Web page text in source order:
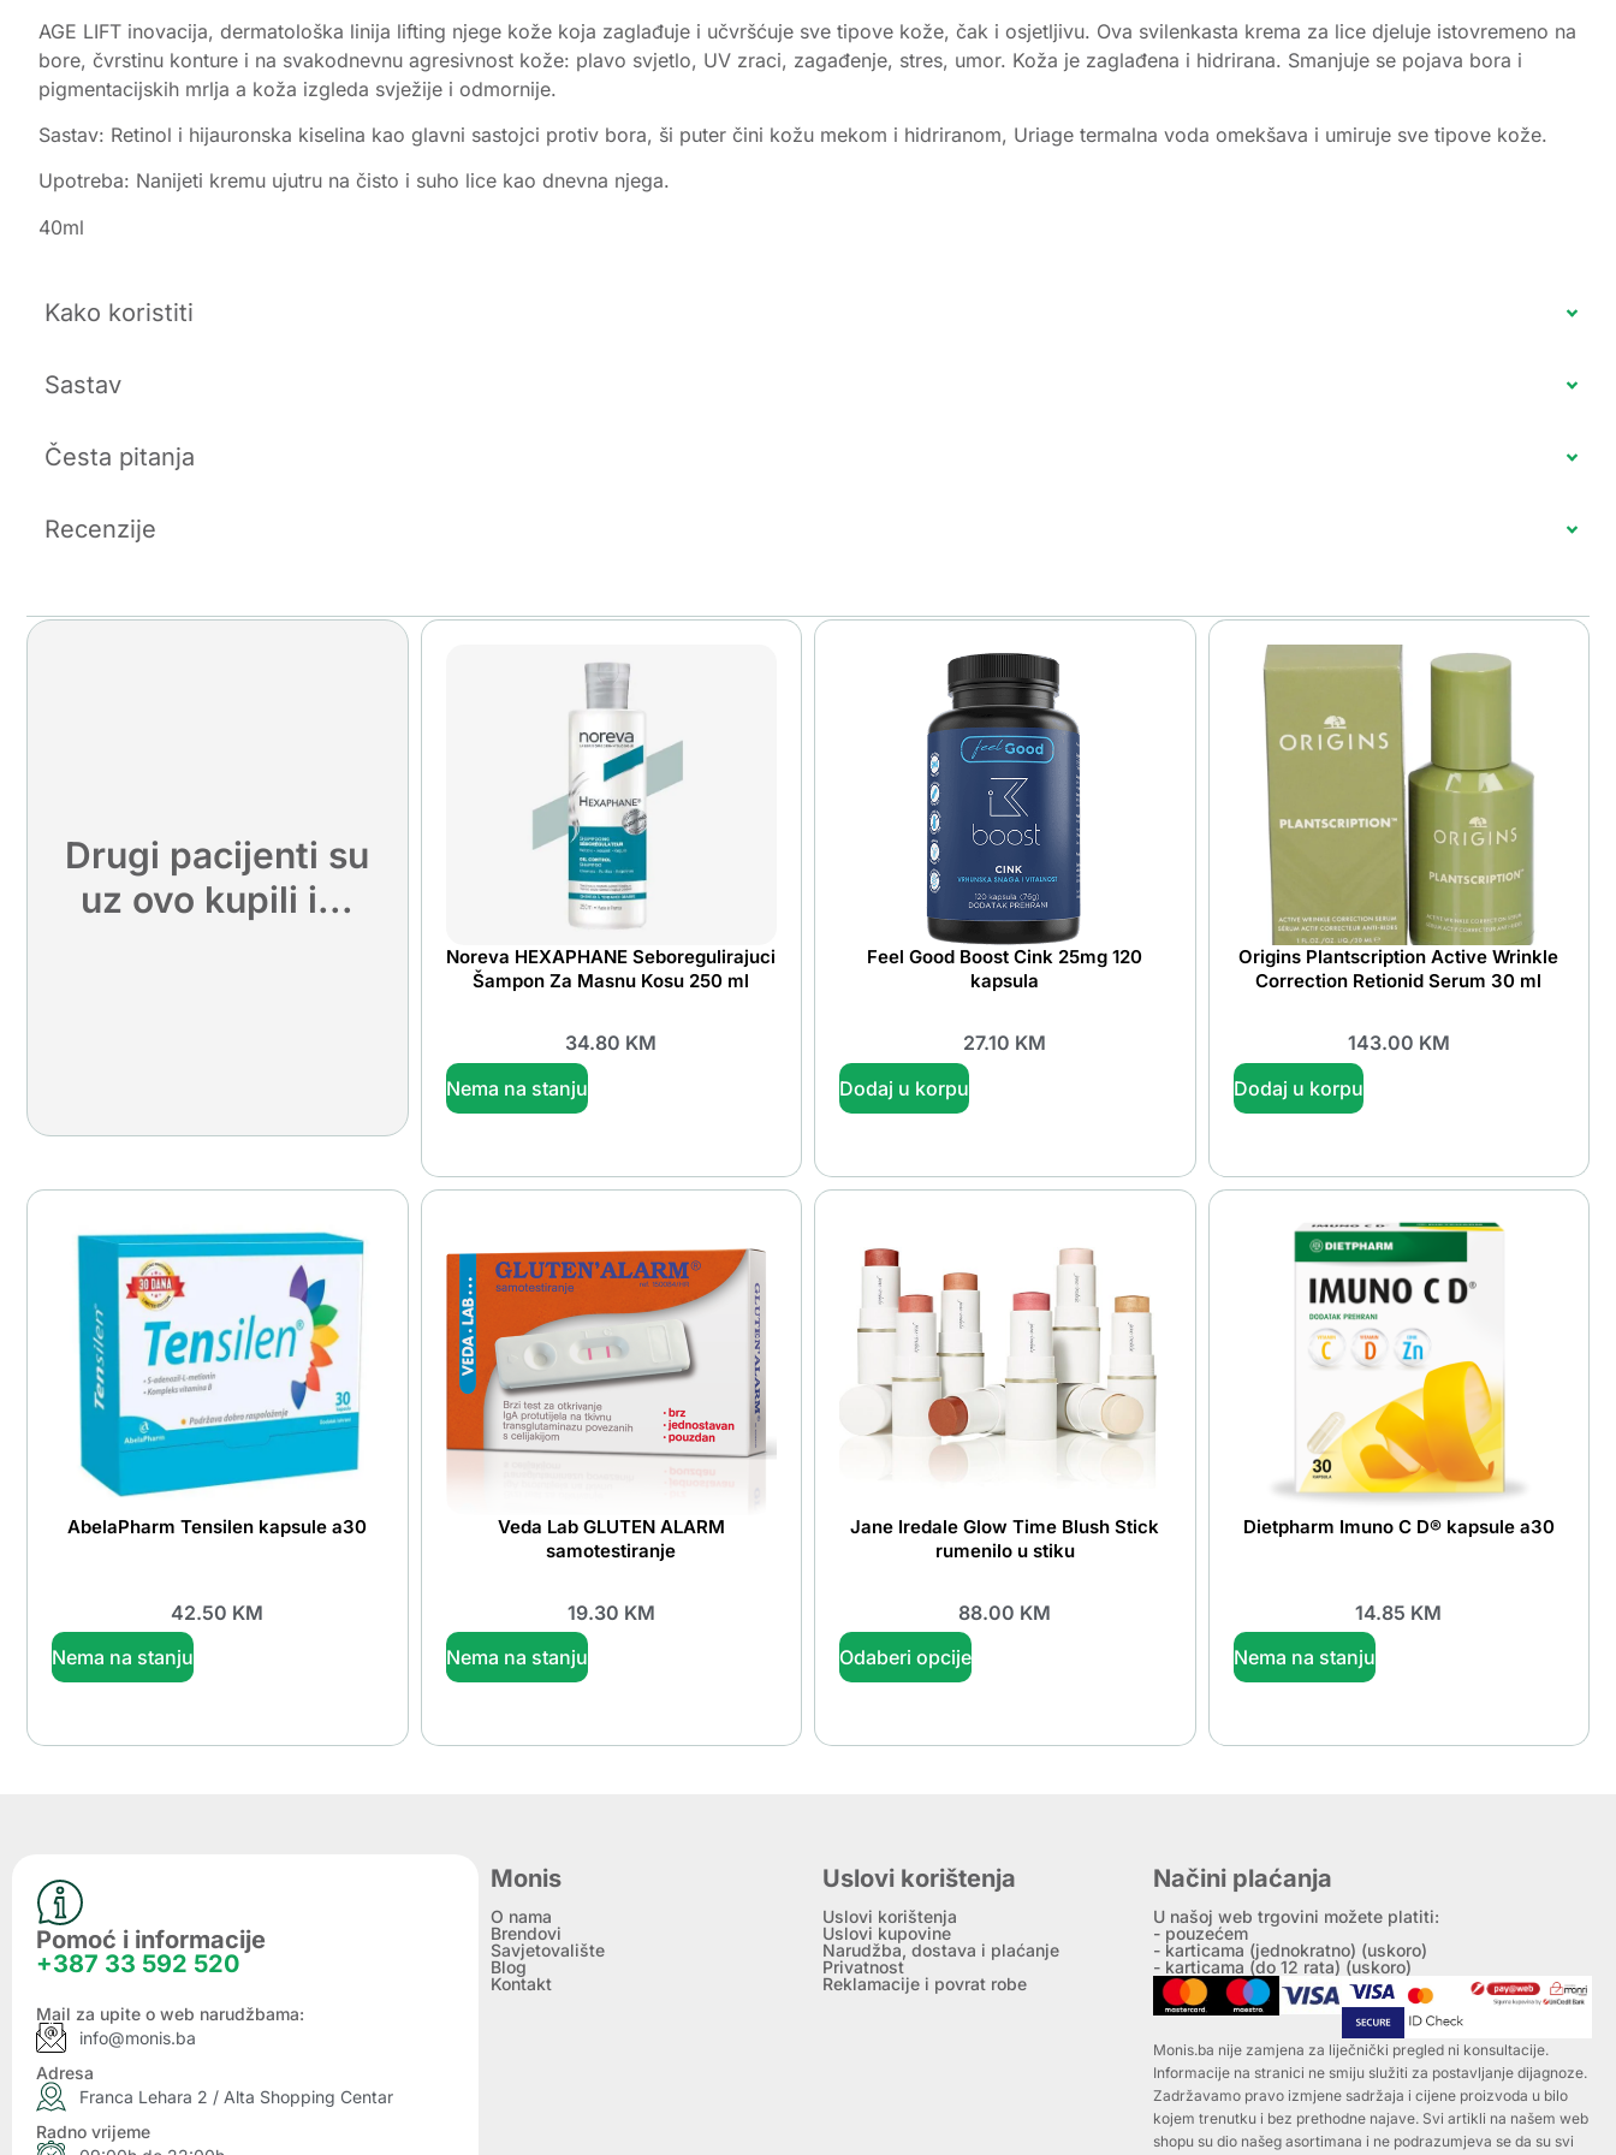
AGE LIFT inovacija, dermatološka linija lifting njege kože koja zaglađuje i učvršćuje sve tipove kože, čak i osjetljivu. Ova svilenkasta krema za lice djeluje istovremeno na
bore, čvrstinu konture i na svakodnevnu agresivnost kože: plavo svjetlo, UV zraci, zagađenje, stres, umor. Koža je zaglađena i hidrirana. Smanjuje se pojava bora i
pigmentacijskih mrlja a koža izgleda svježije i odmornije.
Sastav: Retinol i hijauronska kiselina kao glavni sastojci protiv bora, ši puter čini kožu mekom i hidriranom, Uriage termalna voda omekšava i umiruje sve tipove kože.
Upotreba: Nanijeti kremu ujutru na čisto i suho lice kao dnevna njega.
40ml
Kako koristiti
Sastav
Česta pitanja
Recenzije
Drugi pacijenti su
uz ovo kupili i...
Noreva HEXAPHANE Seboregulirajuci
Šampon Za Masnu Kosu 250 ml
34.80 KM
Nema na stanju
Feel Good Boost Cink 25mg 120
kapsula
27.10 KM
Dodaj u korpu
Origins Plantscription Active Wrinkle
Correction Retionid Serum 30 ml
143.00 KM
Dodaj u korpu
AbelaPharm Tensilen kapsule a30
42.50 KM
Nema na stanju
Veda Lab GLUTEN ALARM
samotestiranje
19.30 KM
Nema na stanju
Jane Iredale Glow Time Blush Stick
rumenilo u stiku
88.00 KM
Odaberi opcije
Dietpharm Imuno C D® kapsule a30
14.85 KM
Nema na stanju
Pomoć i informacije
+387 33 592 520
Mail za upite o web narudžbama:
info@monis.ba
Adresa
Franca Lehara 2 / Alta Shopping Centar
Radno vrijeme
Monis
O nama
Brendovi
Savjetovalište
Blog
Kontakt
Uslovi korištenja
Uslovi korištenja
Uslovi kupovine
Narudžba, dostava i plaćanje
Privatnost
Reklamacije i povrat robe
Načini plaćanja
U našoj web trgovini možete platiti:
- pouzećem
- karticama (jednokratno) (uskoro)
- karticama (do 12 rata) (uskoro)
Monis.ba nije zamjena za liječnički pregled ni konsultacije.
Informacije na stranici ne smiju služiti za postavljanje dijagnoze.
Zadržavamo pravo izmjene sadržaja i cijene proizvoda u bilo
kojem trenutku i bez prethodne najave. Svi artikli na našem web
shopu su dio našeg asortimana i ne podrazumjeva se da su svi